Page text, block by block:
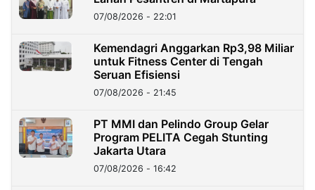
07/08/2026 - 22:01
Kemendagri Anggarkan Rp3,98 Miliar
untuk Fitness Center di Tengah
Seruan Efisiensi
07/08/2026 - 21:45
PT MMI dan Pelindo Group Gelar
Program PELITA Cegah Stunting
Jakarta Utara
07/08/2026 - 16:42